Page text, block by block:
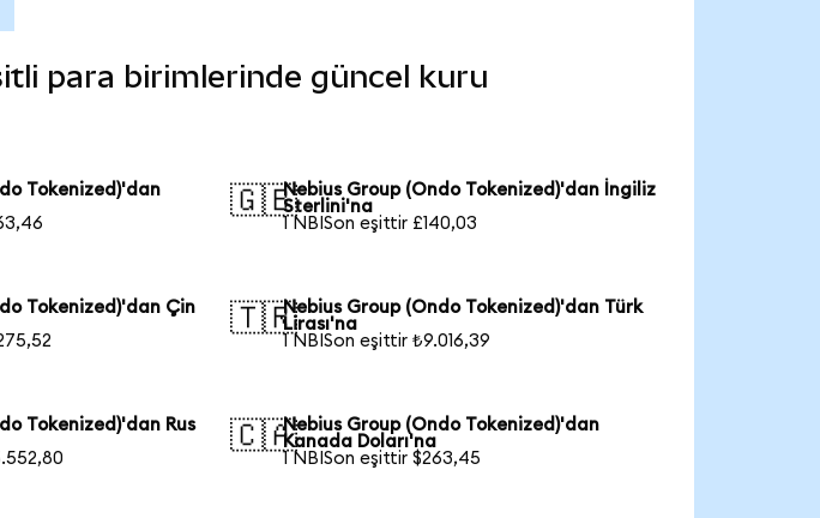
para birimlerinde güncel kuru
Tokenized)'dan
🇬🇧Nebius Group (Ondo Tokenized)'dan İngiliz
Sterlini'na
1 NBISon eşittir £140,03
Tokenized)'dan Çin
🇹🇷Nebius Group (Ondo Tokenized)'dan Türk
Lirası'na
1 NBISon eşittir ₺9.016,39
Tokenized)'dan Rus
🇨🇦Nebius Group (Ondo Tokenized)'dan
Kanada Doları'na
1 NBISon eşittir $263,45